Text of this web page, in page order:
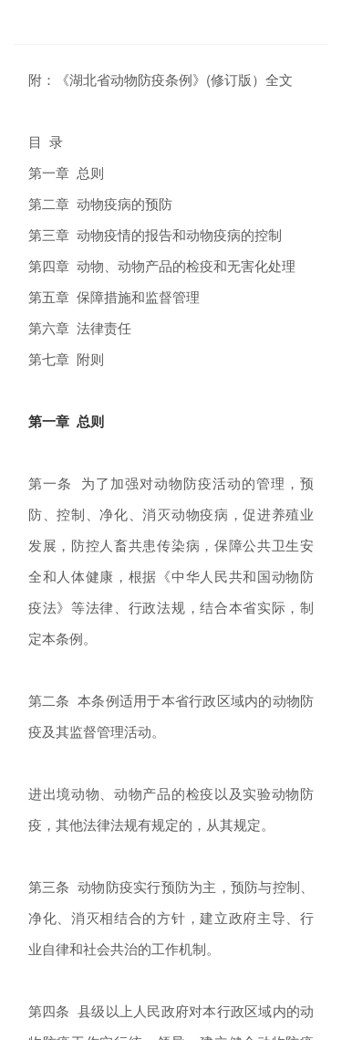
附：《湖北省动物防疫条例》(修订版）全文
目 录
第一章 总则
第二章 动物疫病的预防
第三章 动物疫情的报告和动物疫病的控制
第四章 动物、动物产品的检疫和无害化处理
第五章 保障措施和监督管理
第六章 法律责任
第七章 附则
第一章 总则
第一条 为了加强对动物防疫活动的管理，预
防、控制、净化、消灭动物疫病，促进养殖业
发展，防控人畜共患传染病，保障公共卫生安
全和人体健康，根据《中华人民共和国动物防
疫法》等法律、行政法规，结合本省实际，制
定本条例。
第二条 本条例适用于本省行政区域内的动物防
疫及其监督管理活动。
进出境动物、动物产品的检疫以及实验动物防
疫，其他法律法规有规定的，从其规定。
第三条 动物防疫实行预防为主，预防与控制、
净化、消灭相结合的方针，建立政府主导、行
业自律和社会共治的工作机制。
第四条 县级以上人民政府对本行政区域内的动